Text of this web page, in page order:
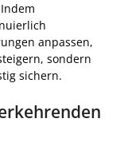
anpassen,
sondern
sichern.